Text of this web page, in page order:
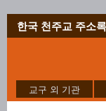
한국 천주교 주소
교구 외 기관